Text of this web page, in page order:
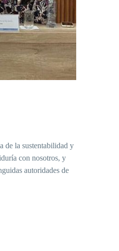
de la sustentabilidad y
con nosotros, y
autoridades de